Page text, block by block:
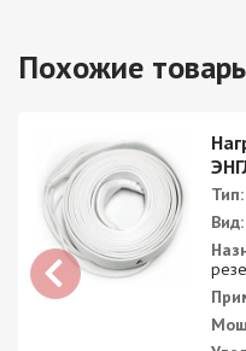
Похожие
Тип:
Вид: